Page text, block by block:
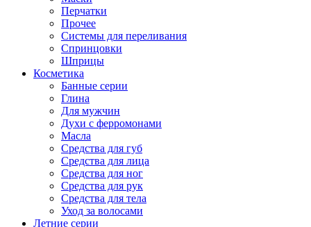
Перчатки
Прочее
Системы для переливания
Спринцовки
Шприцы
Косметика
Банные серии
Глина
Для мужчин
Духи с ферромонами
Масла
Средства для губ
Средства для лица
Средства для ног
Средства для рук
Средства для тела
Уход за волосами
Летние серии